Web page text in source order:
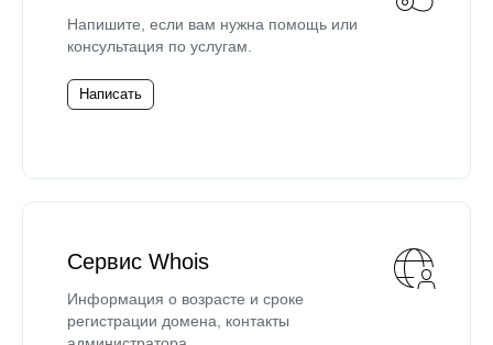
Напишите, если вам нужна помощь или
консультация по услугам.
Написать
Сервис Whois
Информация о возрасте и сроке
регистрации домена, контакты